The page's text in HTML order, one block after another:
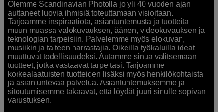
Olemme Scandinavian Photolla jo yli 40 vuoden ajan
auttaneet luovia ihmisiä toteuttamaan visioitaan.
Tarjoamme inspiraatiota, asiantuntemusta ja tuotteita
muun muassa valokuvauksen, äänen, videokuvauksen ja
teknologian tarpeisiin. Palvelemme myös elokuvan,
musiikin ja taiteen harrastajia. Oikeilla työkaluilla ideat
muuttuvat todellisuudeksi. Autamme sinua valitsemaan
tuotteet, jotka vastaavat tarpeitasi. Tarjoamme
korkealaatuisten tuotteiden lisäksi myös henkilökohtaista
ja asiantuntevaa palvelua. Asiantuntemuksemme ja
sitoutumisemme takaavat, että löydät juuri sinulle sopivan
varustuksen.